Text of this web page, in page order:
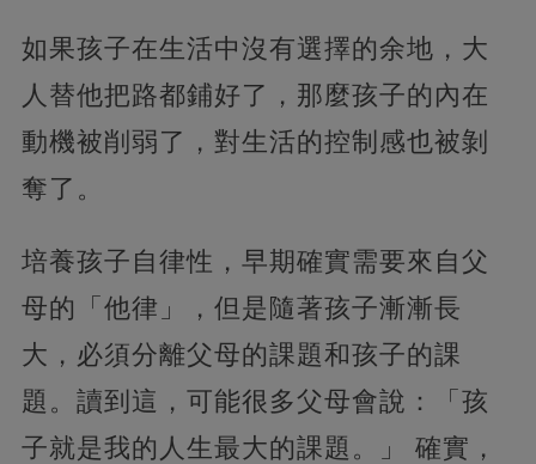
如果孩子在生活中沒有選擇的余地，大
人替他把路都鋪好了，那麼孩子的內在
動機被削弱了，對生活的控制感也被剝
奪了。
培養孩子自律性，早期確實需要來自父
母的「他律」，但是隨著孩子漸漸長
大，必須分離父母的課題和孩子的課
題。讀到這，可能很多父母會說：「孩
子就是我的人生最大的課題。」 確實，